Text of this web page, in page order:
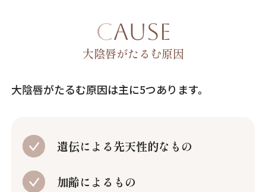
CAUSE
大陰唇がたるむ原因
大陰唇がたるむ原因は主に5つあります。
遺伝による先天性的なもの
加齢によるもの